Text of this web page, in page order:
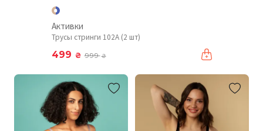
Активки
Трусы стринги 102A (2 шт)
499 ₴ 999₴